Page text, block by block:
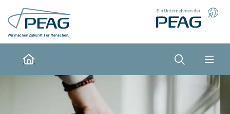
Direkt zu den Inhalten springen
Home
Suche